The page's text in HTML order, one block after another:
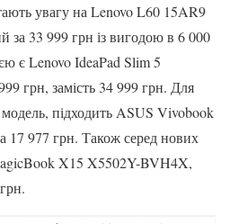
увагу на Lenovo L60 15AR9
за 33 999 грн із вигодою в 6 000
є Lenovo IdeaPad Slim 5
грн, замість 34 999 грн. Для
підходить ASUS Vivobook
17 977 грн. Також серед нових
X15 X5502Y-BVH4X,